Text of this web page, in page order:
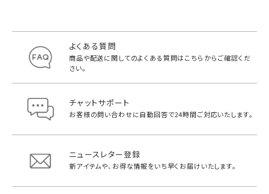
よくある質問
商品や配送に関してのよくある質問はこちらからご確認くだ
さい。
チャットサポート
お客様の問い合わせに自動回答で24時間ご対応いたします。
ニュースレター登録
新アイテムや、お得な情報をいち早く お届けいたします。